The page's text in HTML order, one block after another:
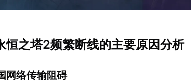
恒之塔2频繁断线的主要原因分析
网络传输阻碍